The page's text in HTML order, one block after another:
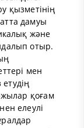
қызметінің
дамуы
және
отыр.
мен
қоғам
елеулі